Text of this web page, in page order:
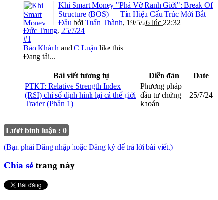
Khi Smart Money "Phá Vỡ Ranh Giới": Break Of
Structure (BOS) — Tín Hiệu Cấu Trúc Mới Bắt
Đầu bởi Tuấn Thành, 19/5/26 lúc 22:32
Đức Trung, 25/7/24
#1
Bảo Khánh and C.Luận like this.
Đang tải...
Bài viết tương tự Diễn đàn
Date
PTKT: Relative Strength Index
(RSI) chỉ số định hình lại cả thế giới
Trader (Phần 1)
Phương pháp
đầu tư chứng
khoán
25/7/24
Lượt bình luận : 0
(Bạn phải Đăng nhập hoặc Đăng ký để trả lời bài viết.)
Chia sẻ trang này